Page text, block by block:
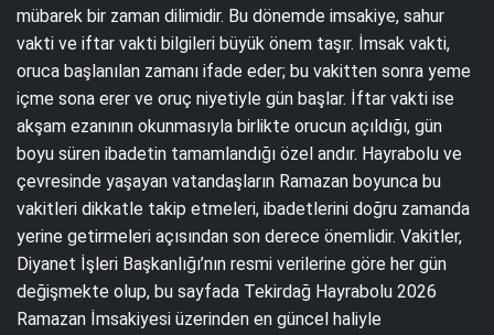
mübarek bir zaman dilimidir. Bu dönemde imsakiye, sahur
vakti ve iftar vakti bilgileri büyük önem taşır. İmsak vakti,
oruca başlanılan zamanı ifade eder; bu vakitten sonra yeme
içme sona erer ve oruç niyetiyle gün başlar. İftar vakti ise
akşam ezanının okunmasıyla birlikte orucun açıldığı, gün
boyu süren ibadetin tamamlandığı özel andır. Hayrabolu ve
çevresinde yaşayan vatandaşların Ramazan boyunca bu
vakitleri dikkatle takip etmeleri, ibadetlerini doğru zamanda
yerine getirmeleri açısından son derece önemlidir. Vakitler,
Diyanet İşleri Başkanlığı’nın resmi verilerine göre her gün
değişmekte olup, bu sayfada Tekirdağ Hayrabolu 2026
Ramazan İmsakiyesi üzerinden en güncel haliyle